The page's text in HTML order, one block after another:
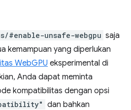
#enable-unsafe-webgpu saja
kemampuan yang diperlukan
WebGPU eksperimental di
Anda dapat meminta
kompatibilitas dengan opsi
dan bahkan